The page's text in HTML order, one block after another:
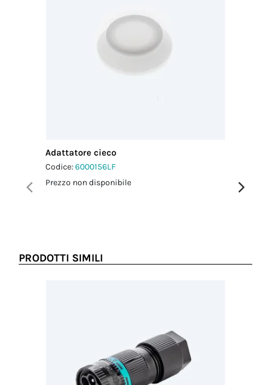
Adattatore cieco
Codice:6000156LF
Prezzo non disponibile
Prezzo
PRODOTTI SIMILI